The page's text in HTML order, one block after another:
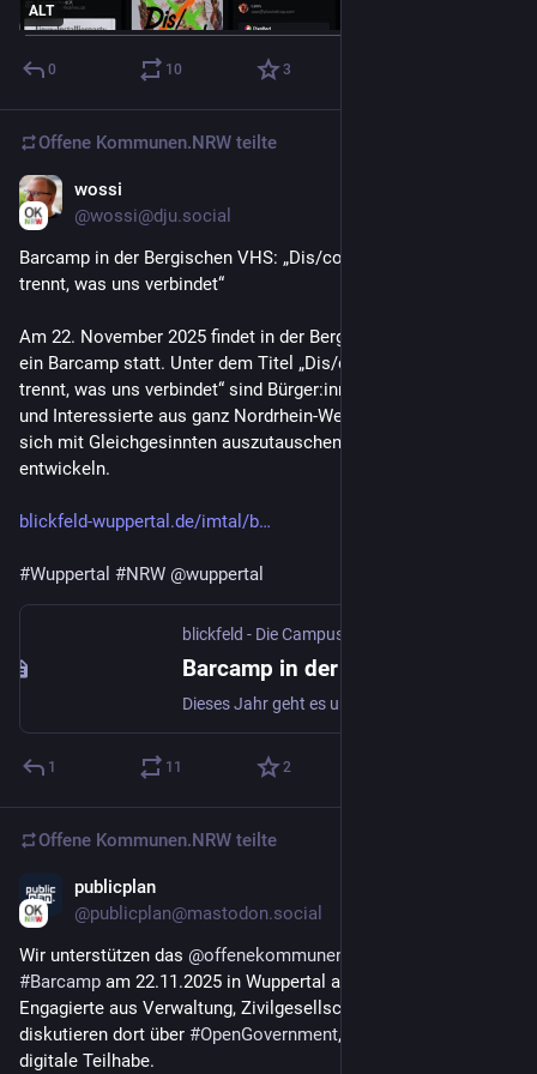
ALT
0 10 3
Offene Kommunen.NRW teilte
wossi
@wossi@dju.social
Barcamp in der Bergischen VHS: „Dis/connected: Was uns
trennt, was uns verbindet“
Am 22. November 2025 findet in der Bergischen VHS ab 9 Uhr
ein Barcamp statt. Unter dem Titel „Dis/connected. Was uns
trennt, was uns verbindet“ sind Bürger:innen, Politiker:innen
und Interessierte aus ganz Nordrhein-Westfalen eingeladen,
sich mit Gleichgesinnten auszutauschen und neue Ideen zu
entwickeln.
blickfeld-wuppertal.de/imtal/b
#Wuppertal #NRW @wuppertal
1 11 2
Offene Kommunen.NRW teilte
publicplan
@publicplan@mastodon.social
Wir unterstützen das @offenekommunen
#Barcamp am 22.11.2025 in Wuppertal als Sponsor!
Engagierte aus Verwaltung, Zivilgesellschaft und Wirtschaft
diskutieren dort über #OpenGovernment, Transparenz und
digitale Teilhabe.